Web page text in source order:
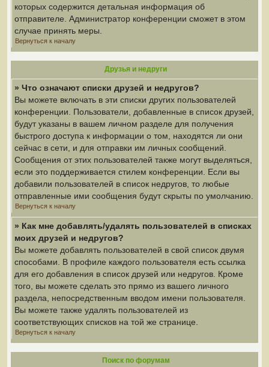
которых содержится детальная информация об
отправителе. Администратор конференции сможет в этом
случае принять меры.
Вернуться к началу
Друзья и недруги
» Что означают списки друзей и недругов?
Вы можете включать в эти списки других пользователей
конференции. Пользователи, добавленные в список друзей,
будут указаны в вашем личном разделе для получения
быстрого доступа к информации о том, находятся ли они
сейчас в сети, и для отправки им личных сообщений.
Сообщения от этих пользователей также могут выделяться,
если это поддерживается стилем конференции. Если вы
добавили пользователей в список недругов, то любые
отправленные ими сообщения будут скрыты по умолчанию.
Вернуться к началу
» Как мне добавлять/удалять пользователей в списках
моих друзей и недругов?
Вы можете добавлять пользователей в свой список двумя
способами. В профиле каждого пользователя есть ссылка
для его добавления в список друзей или недругов. Кроме
того, вы можете сделать это прямо из вашего личного
раздела, непосредственным вводом имени пользователя.
Вы можете также удалять пользователей из
соответствующих списков на той же странице.
Вернуться к началу
Поиск по форумам